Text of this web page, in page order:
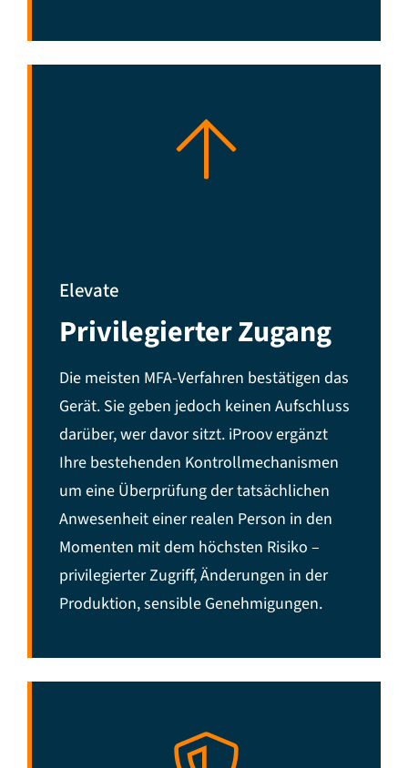
Elevate
Privilegierter Zugang
Die meisten MFA-Verfahren bestätigen das
Gerät. Sie geben jedoch keinen Aufschluss
darüber, wer davor sitzt. iProov ergänzt
Ihre bestehenden Kontrollmechanismen
um eine Überprüfung der tatsächlichen
Anwesenheit einer realen Person in den
Momenten mit dem höchsten Risiko –
privilegierter Zugriff, Änderungen in der
Produktion, sensible Genehmigungen.